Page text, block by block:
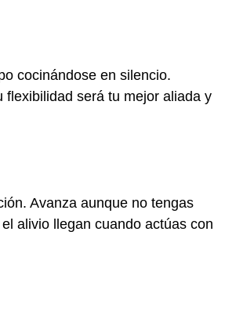
cocinándose en silencio.
será tu mejor aliada y
Avanza aunque no tengas
alivio llegan cuando actúas con